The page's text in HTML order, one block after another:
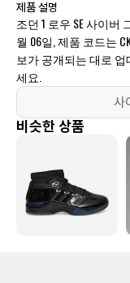
제품 설명
조던 1 로우 SE 사이버
월 06일, 제품 코드는
보가 공개되는 대로
세요.
사
비슷한 상품